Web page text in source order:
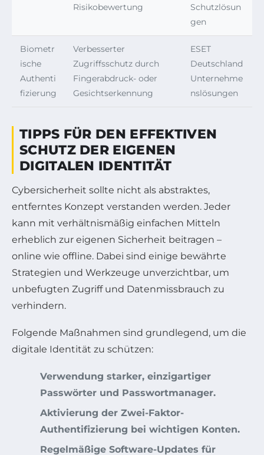
Risikobewertung
Schutzlösun
gen
Biometr
ische
Authenti
fizierung
Verbesserter
Zugriffsschutz durch
Fingerabdruck- oder
Gesichtserkennung
ESET
Deutschland
Unternehme
nslösungen
TIPPS FÜR DEN EFFEKTIVEN
SCHUTZ DER EIGENEN
DIGITALEN IDENTITÄT
Cybersicherheit sollte nicht als abstraktes,
entferntes Konzept verstanden werden. Jeder
kann mit verhältnismäßig einfachen Mitteln
erheblich zur eigenen Sicherheit beitragen –
online wie offline. Dabei sind einige bewährte
Strategien und Werkzeuge unverzichtbar, um
unbefugten Zugriff und Datenmissbrauch zu
verhindern.
Folgende Maßnahmen sind grundlegend, um die
digitale Identität zu schützen:
Verwendung starker, einzigartiger
Passwörter und Passwortmanager.
Aktivierung der Zwei-Faktor-
Authentifizierung bei wichtigen Konten.
Regelmäßige Software-Updates für